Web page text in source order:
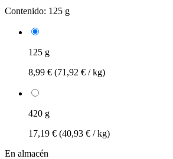
Contenido: 125 g
125 g
8,99 € (71,92 € / kg)
420 g
17,19 € (40,93 € / kg)
En almacén